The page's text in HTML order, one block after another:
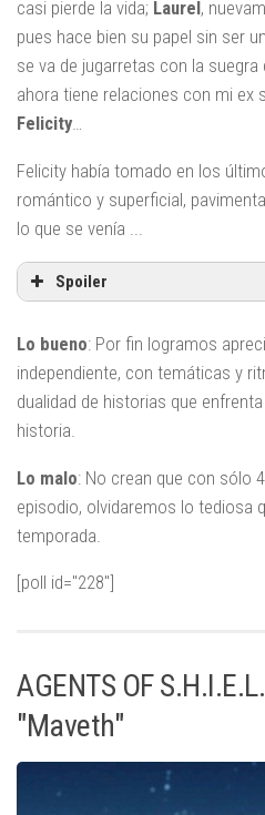
casi pierde la vida; Laurel,
pues hace bien su papel sin ser
se va de jugarretas con la suegra
ahora tiene relaciones con mi ex
Felicity…
Felicity había tomado en los
romántico y superficial,
lo que se venía ...
Spoiler
Lo bueno: Por fin logramos
independiente, con temáticas y
dualidad de historias que
historia.
Lo malo: No crean que con sólo
episodio, olvidaremos lo tediosa
temporada.
[poll id="228"]
AGENTS OF
"Maveth"